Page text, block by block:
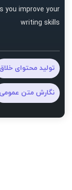
you improve your
writing skills
تولید محتوای خلاق
نگارش متن عمومی